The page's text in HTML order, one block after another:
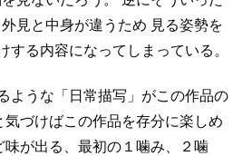
見と中身が違うため 見る姿勢を
する内容になってしまっている。
ような「日常描写」がこの作品の
気づけばこの作品を存分に楽しめ
味が出る、最初の１噛み、２噛